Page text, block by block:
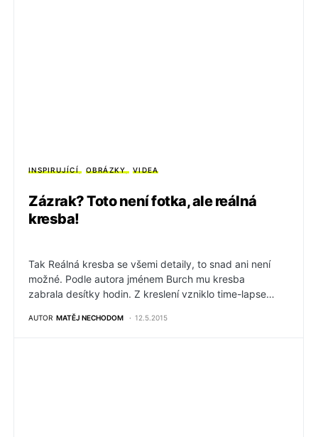
INSPIRUJÍCÍ OBRÁZKY VIDEA
Zázrak? Toto není fotka, ale reálná
kresba!
Tak Reálná kresba se všemi detaily, to snad ani není
možné. Podle autora jménem Burch mu kresba
zabrala desítky hodin. Z kreslení vzniklo time-lapse…
AUTOR MATĚJ NECHODOM 12.5.2015